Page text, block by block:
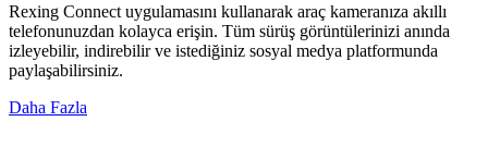
Rexing Connect uygulamasını kullanarak araç kameranıza akıllı
telefonunuzdan kolayca erişin. Tüm sürüş görüntülerinizi anında
izleyebilir, indirebilir ve istediğiniz sosyal medya platformunda
paylaşabilirsiniz.
Daha Fazla